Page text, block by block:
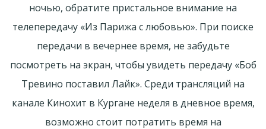
ночью, обратите пристальное внимание на
телепередачу «Из Парижа с любовью». При поиске
передачи в вечернее время, не забудьте
посмотреть на экран, чтобы увидеть передачу «Боб
Тревино поставил Лайк». Среди трансляций на
канале Кинохит в Кургане неделя в дневное время,
возможно стоит потратить время на